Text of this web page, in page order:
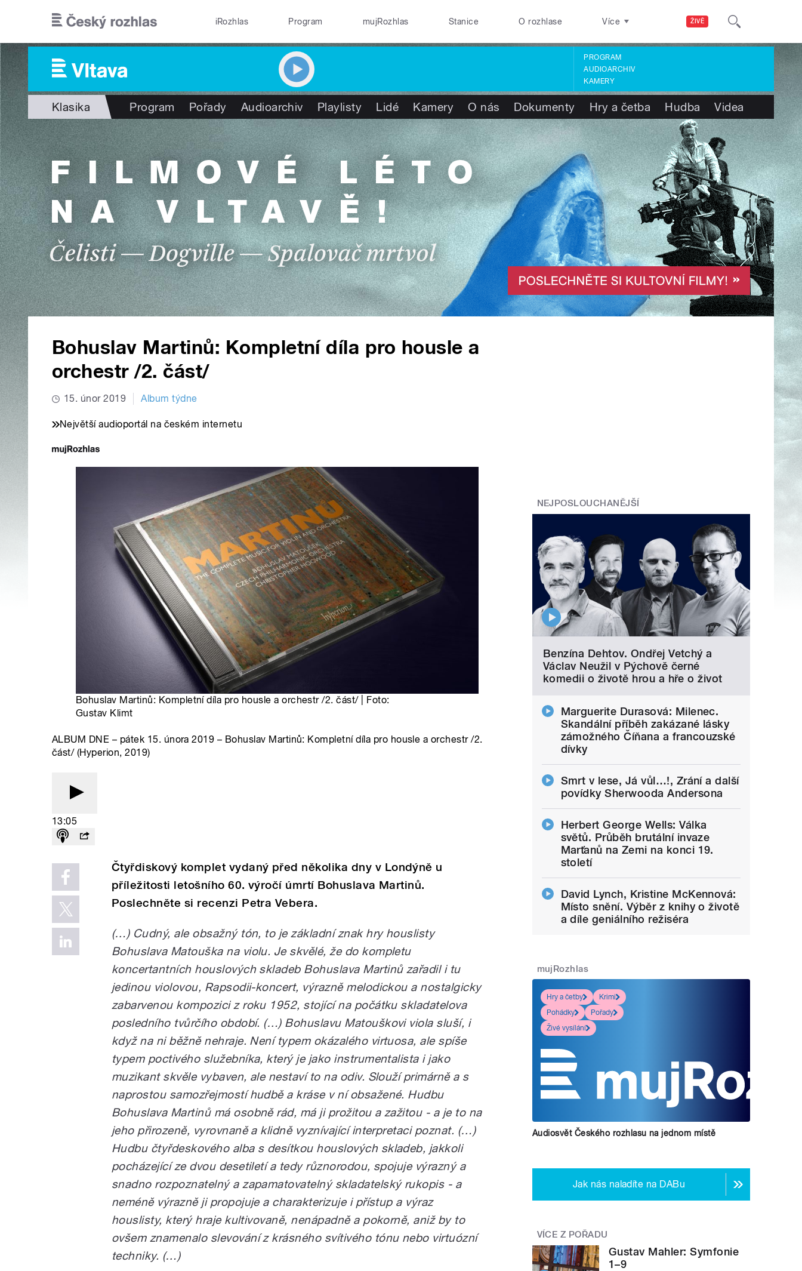
ŽIVĚ
iRozhlas Program mujRozhlas Stanice O rozhlase Více
PROGRAM
AUDIOARCHIV
KAMERY
Klasika Program Pořady Audioarchiv Playlisty Lidé Kamery O nás Dokumenty Hry a četba Hudba Videa
Bohuslav Martinů: Kompletní díla pro housle a
orchestr /2. část/
15. únor 2019 Album týdne
Největší audioportál na českém internetu
Bohuslav Martinů: Kompletní díla pro housle a orchestr /2. část/ | Foto:
Gustav Klimt
ALBUM DNE – pátek 15. února 2019 – Bohuslav Martinů: Kompletní díla pro housle a orchestr /2.
část/ (Hyperion, 2019)
13:05
Čtyřdiskový komplet vydaný před několika dny v Londýně u
příležitosti letošního 60. výročí úmrtí Bohuslava Martinů.
Poslechněte si recenzi Petra Vebera.
(…) Cudný, ale obsažný tón, to je základní znak hry houslisty
Bohuslava Matouška na violu. Je skvělé, že do kompletu
koncertantních houslových skladeb Bohuslava Martinů zařadil i tu
jedinou violovou, Rapsodii-koncert, výrazně melodickou a nostalgicky
zabarvenou kompozici z roku 1952, stojící na počátku skladatelova
posledního tvůrčího období. (…) Bohuslavu Matouškovi viola sluší, i
když na ni běžně nehraje. Není typem okázalého virtuosa, ale spíše
typem poctivého služebníka, který je jako instrumentalista i jako
muzikant skvěle vybaven, ale nestaví to na odiv. Slouží primárně a s
naprostou samozřejmostí hudbě a kráse v ní obsažené. Hudbu
Bohuslava Martinů má osobně rád, má ji prožitou a zažitou - a je to na
jeho přirozeně, vyrovnaně a klidně vyznívající interpretaci poznat. (…)
Hudbu čtyřdeskového alba s desítkou houslových skladeb, jakkoli
pocházející ze dvou desetiletí a tedy různorodou, spojuje výrazný a
snadno rozpoznatelný a zapamatovatelný skladatelský rukopis - a
neméně výrazně ji propojuje a charakterizuje i přístup a výraz
houslisty, který hraje kultivovaně, nenápadně a pokorně, aniž by to
ovšem znamenalo slevování z krásného svítivého tónu nebo virtuózní
techniky. (…)
NEJPOSLOUCHANĚJŠÍ
Benzína Dehtov. Ondřej Vetchý a
Václav Neužil v Pýchově černé
komedii o životě hrou a hře o život
Marguerite Durasová: Milenec.
Skandální příběh zakázané lásky
zámožného Číňana a francouzské
dívky
Smrt v lese, Já vůl…!, Zrání a další
povídky Sherwooda Andersona
Herbert George Wells: Válka
světů. Průběh brutální invaze
Marťanů na Zemi na konci 19.
století
David Lynch, Kristine McKennová:
Místo snění. Výběr z knihy o životě
a díle geniálního režiséra
mujRozhlas
Hry a četby
Krimi
Pohádky
Pořady
Živé vysílání
Audiosvět Českého rozhlasu na jednom místě
Jak nás naladíte na DABu
VÍCE Z POŘADU
Gustav Mahler: Symfonie
1–9